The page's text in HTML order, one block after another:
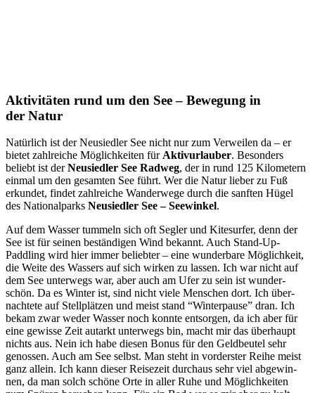
Aktivitäten rund um den See – Bewegung in
der Natur
Natür­lich ist der Neu­sied­ler See nicht nur zum Ver­wei­len da – er
bie­tet zahl­rei­che Mög­lich­kei­ten für Aktiv­ur­lau­ber. Beson­ders
beliebt ist derNeu­sied­ler See Rad­weg, der in rund 125 Kilo­me­tern
ein­mal um den gesam­ten See führt. Wer die Natur lie­ber zu Fuß
erkun­det, fin­det zahl­rei­che Wan­der­we­ge durch die sanf­ten Hügel
des Natio­nal­parks Neu­sied­ler See – See­win­kel.
Auf dem Was­ser tum­meln sich oft Seg­ler und Kitesur­fer, denn der
See ist für sei­nen bestän­di­gen Wind bekannt. Auch Stand-Up-
Paddling wird hier immer belieb­ter – eine wun­der­ba­re Mög­lich­keit,
die Wei­te des Was­sers auf sich wir­ken zu las­sen. Ich war nicht auf
dem See unter­wegs war, aber auch am Ufer zu sein ist wun­der­
schön. Da es Win­ter ist, sind nicht vie­le Men­schen dort. Ich über­
nach­te­te auf Stell­plät­zen und meist stand “Win­ter­pau­se” dran. Ich
bekam zwar weder Was­ser noch konn­te ent­sor­gen, da ich aber für
eine gewis­se Zeit aut­arkt unter­wegs bin, macht mir das über­haupt
nichts aus. Nein ich habe die­sen Bonus für den Geld­beu­tel sehr
genos­sen. Auch am See selbst. Man steht in vor­ders­ter Rei­he meist
ganz allein. Ich kann die­ser Rei­se­zeit durch­aus sehr viel abge­win­
nen, da man solch schö­ne Orte in aller Ruhe und Mög­lich­kei­ten